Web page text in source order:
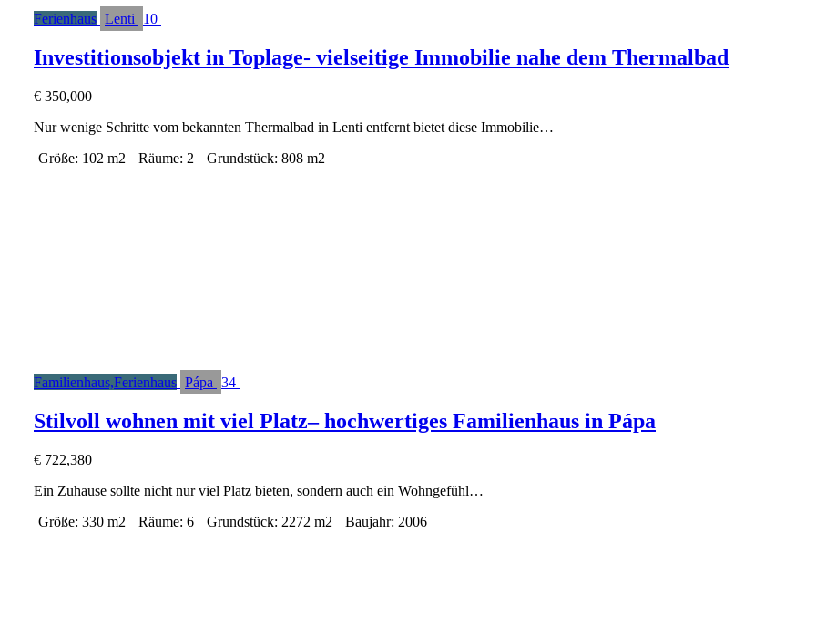
Ferienhaus Lenti 10
Investitionsobjekt in Toplage- vielseitige Immobilie nahe dem Thermalbad
€ 350,000
Nur wenige Schritte vom bekannten Thermalbad in Lenti entfernt bietet diese Immobilie…
Größe: 102 m2 Räume: 2 Grundstück: 808 m2
Familienhaus,Ferienhaus Pápa 34
Stilvoll wohnen mit viel Platz– hochwertiges Familienhaus in Pápa
€ 722,380
Ein Zuhause sollte nicht nur viel Platz bieten, sondern auch ein Wohngefühl…
Größe: 330 m2 Räume: 6 Grundstück: 2272 m2 Baujahr: 2006